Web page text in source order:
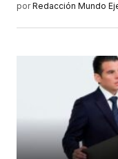
por Redacción Mundo